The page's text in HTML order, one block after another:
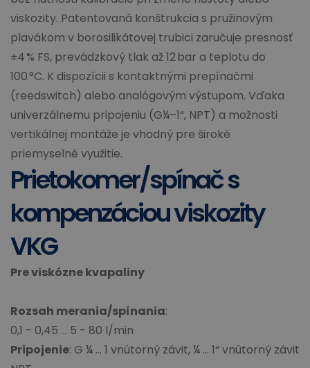
viskozity. Patentovaná konštrukcia s pružinovým
plavákom v borosilikátovej trubici zaručuje presnosť
±4 % FS, prevádzkový tlak až 12 bar a teplotu do
100 °C. K dispozícii s kontaktnými prepínačmi
(reedswitch) alebo analógovým výstupom. Vďaka
univerzálnemu pripojeniu (G¼–1“, NPT) a možnosti
vertikálnej montáže je vhodný pre široké
priemyselné využitie.
Prietokomer/spínač s
kompenzáciou viskozity
VKG
Pre viskózne kvapaliny
Rozsah merania/spínania:
0,1 - 0,45 ... 5 - 80 l/min
Pripojenie: G ¼ ... 1 vnútorný závit, ¼ ... 1“ vnútorný závit